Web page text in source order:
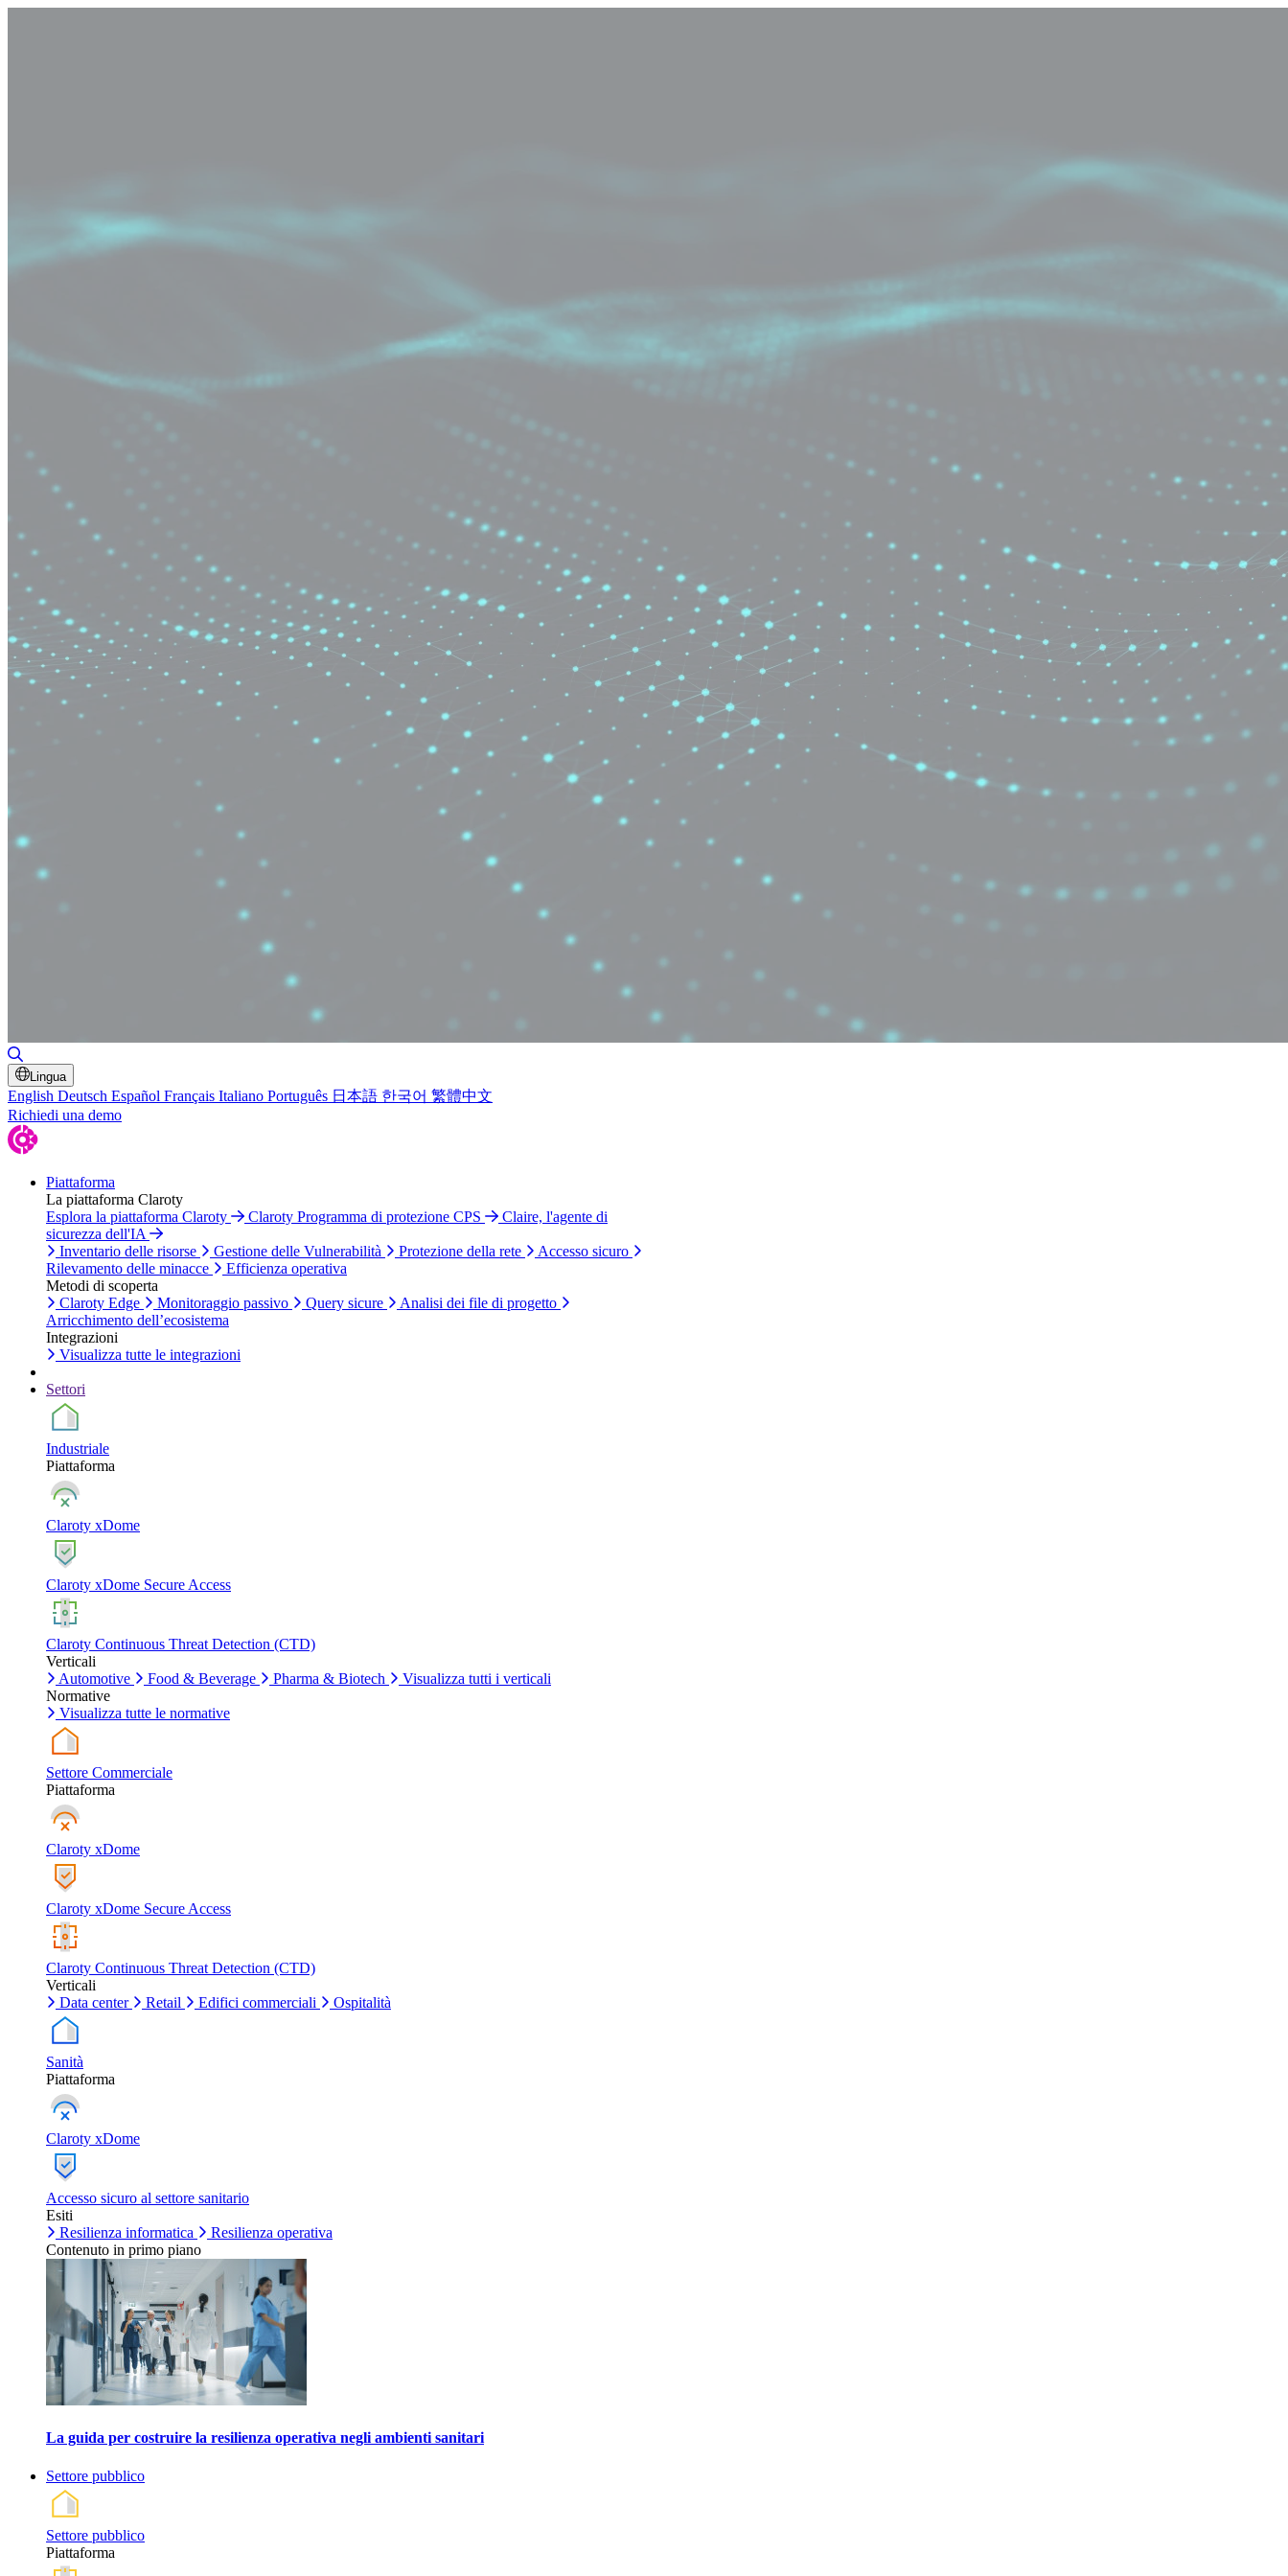
Lingua
English Deutsch Español Français Italiano Português 日本語 한국어 繁體中文
Richiedi una demo
Piattaforma
La piattaforma Claroty
Esplora la piattaforma Claroty
Claroty Programma di protezione CPS
Claire, l'agente di
sicurezza dell'IA
Inventario delle risorse
Gestione delle Vulnerabilità Protezione della rete
Accesso sicuro
Rilevamento delle minacce
Efficienza operativa
Metodi di scoperta
Claroty Edge
Monitoraggio passivo Query sicure
Analisi dei file di progetto
Arricchimento dell’ecosistema
Integrazioni
Visualizza tutte le integrazioni
Settori
Industriale
Piattaforma
Claroty xDome
Claroty xDome Secure Access
Claroty Continuous Threat Detection (CTD)
Verticali
Automotive
Food & Beverage Pharma & Biotech
Visualizza tutti i verticali
Normative
Visualizza tutte le normative
Settore Commerciale
Piattaforma
Claroty xDome
Claroty xDome Secure Access
Claroty Continuous Threat Detection (CTD)
Verticali
Data center
Retail Edifici commerciali Ospitalità
Sanità
Piattaforma
Claroty xDome
Accesso sicuro al settore sanitario
Esiti
Resilienza informatica
Resilienza operativa
Contenuto in primo piano
La guida per costruire la resilienza operativa negli ambienti sanitari
Settore pubblico
Settore pubblico
Piattaforma